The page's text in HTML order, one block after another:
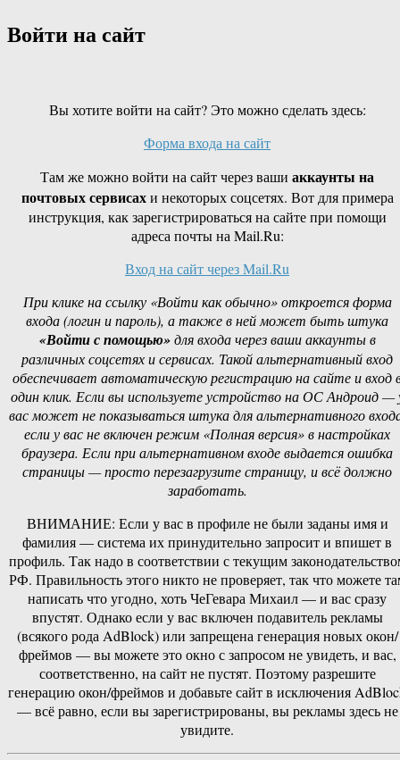
Войти на сайт
Вы хотите войти на сайт? Это можно сделать здесь:
Форма входа на сайт
Там же можно войти на сайт через ваши аккаунты на
почтовых сервисахи некоторых соцсетях. Вот для примера
инструкция, как зарегистрироваться на сайте при помощи
адреса почты на Mail.Ru:
Вход на сайт через Mail.Ru
При клике на ссылку «Войти как обычно» откроется форма
входа (логин и пароль), а также в ней может быть штука
«Войти с помощью»для входа через ваши аккаунты в
различных соцсетях и сервисах. Такой альтернативный вход
обеспечивает автоматическую регистрацию на сайте и вход
один клик. Если вы используете устройство на ОС Андроид —
вас может не показываться штука для альтернативного
если у вас не включен режим «Полная версия» в настройках
браузера. Если при альтернативном входе выдается ошибка
страницы — просто перезагрузите страницу, и всё должно
заработать.
ВНИМАНИЕ: Если у вас в профиле не были заданы имя и
фамилия — система их принудительно запросит и впишет в
профиль. Так надо в соответствии с текущим
РФ. Правильность этого никто не проверяет, так что можете
написать что угодно, хоть ЧеГевара Михаил — и вас сразу
впустят. Однако если у вас включен подавитель рекламы
(всякого рода AdBlock) или запрещена генерация новых окон/
фреймов — вы можете это окно с запросом не увидеть, и вас,
соответственно, на сайт не пустят. Поэтому разрешите
генерацию окон/фреймов и добавьте сайт в исключения
— всё равно, если вы зарегистрированы, вы рекламы здесь не
увидите.